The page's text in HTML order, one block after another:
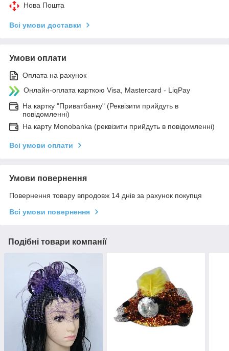
Нова Пошта
Всі умови доставки
Умови оплати
Оплата на рахунок
Онлайн-оплата карткою Visa, Mastercard - LiqPay
На картку "Приватбанку" (Реквізити прийдуть в
повідомленні)
На карту Monobanka (реквізити прийдуть в повідомленні)
Всі умови оплати
Умови повернення
Повернення товару впродовж 14 днів за рахунок покупця
Всі умови повернення
Подібні товари компанії